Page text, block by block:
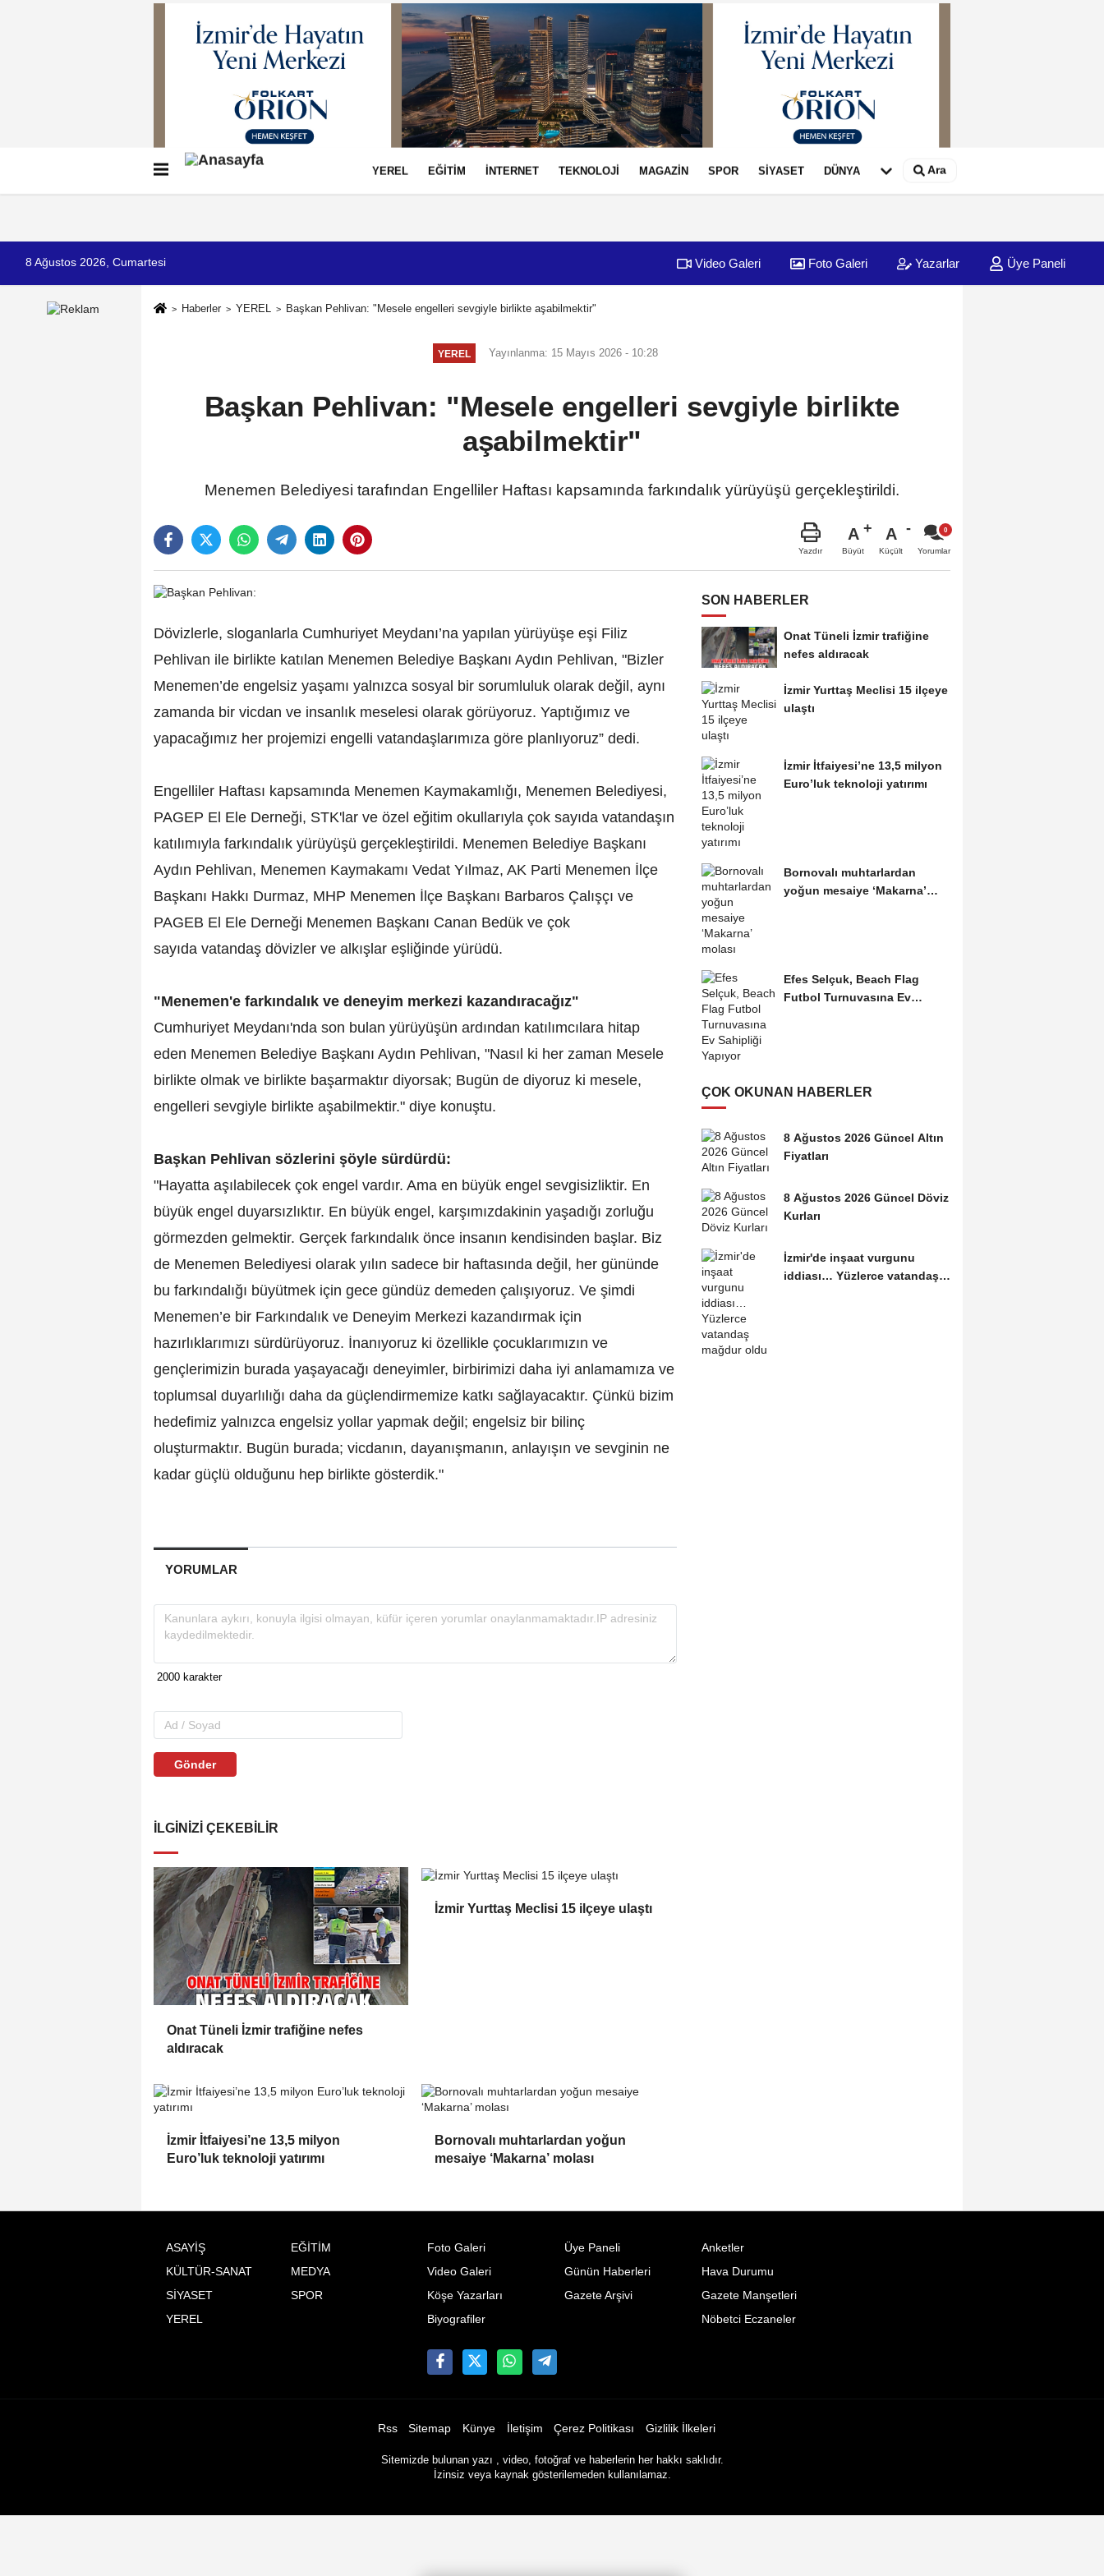
Künye Gizlilik İlkeleri
YEREL EĞİTİM İNTERNET TEKNOLOJİ MAGAZİN SPOR SİYASET DÜNYA Ara
8 Ağustos 2026, Cumartesi Video Galeri Foto Galeri Yazarlar Üye Paneli
Haberler YEREL Başkan Pehlivan: "Mesele engelleri sevgiyle birlikte aşabilmektir"
YEREL Yayınlanma: 15 Mayıs 2026 - 10:28
Başkan Pehlivan: "Mesele engelleri sevgiyle birlikte
aşabilmektir"
Menemen Belediyesi tarafından Engelliler Haftası kapsamında farkındalık yürüyüşü gerçekleştirildi.
Yazdır
A
Büyüt
A
Küçült Yorumlar
Dövizlerle, sloganlarla Cumhuriyet Meydanı’na yapılan yürüyüşe eşi Filiz
Pehlivan ile birlikte katılan Menemen Belediye Başkanı Aydın Pehlivan, "Bizler
Menemen’de engelsiz yaşamı yalnızca sosyal bir sorumluluk olarak değil, aynı
zamanda bir vicdan ve insanlık meselesi olarak görüyoruz. Yaptığımız ve
yapacağımız her projemizi engelli vatandaşlarımıza göre planlıyoruz” dedi.
Engelliler Haftası kapsamında Menemen Kaymakamlığı, Menemen Belediyesi,
PAGEP El Ele Derneği, STK'lar ve özel eğitim okullarıyla çok sayıda vatandaşın
katılımıyla farkındalık yürüyüşü gerçekleştirildi. Menemen Belediye Başkanı
Aydın Pehlivan, Menemen Kaymakamı Vedat Yılmaz, AK Parti Menemen İlçe
Başkanı Hakkı Durmaz, MHP Menemen İlçe Başkanı Barbaros Çalışçı ve
PAGEB El Ele Derneği Menemen Başkanı Canan Bedük ve çok
sayıda vatandaş dövizler ve alkışlar eşliğinde yürüdü.
"Menemen'e farkındalık ve deneyim merkezi kazandıracağız"
Cumhuriyet Meydanı'nda son bulan yürüyüşün ardından katılımcılara hitap
eden Menemen Belediye Başkanı Aydın Pehlivan, "Nasıl ki her zaman Mesele
birlikte olmak ve birlikte başarmaktır diyorsak; Bugün de diyoruz ki mesele,
engelleri sevgiyle birlikte aşabilmektir." diye konuştu.
Başkan Pehlivan sözlerini şöyle sürdürdü:
"Hayatta aşılabilecek çok engel vardır. Ama en büyük engel sevgisizliktir. En
büyük engel duyarsızlıktır. En büyük engel, karşımızdakinin yaşadığı zorluğu
görmezden gelmektir. Gerçek farkındalık önce insanın kendisinden başlar. Biz
de Menemen Belediyesi olarak yılın sadece bir haftasında değil, her gününde
bu farkındalığı büyütmek için gece gündüz demeden çalışıyoruz. Ve şimdi
Menemen’e bir Farkındalık ve Deneyim Merkezi kazandırmak için
hazırlıklarımızı sürdürüyoruz. İnanıyoruz ki özellikle çocuklarımızın ve
gençlerimizin burada yaşayacağı deneyimler, birbirimizi daha iyi anlamamıza ve
toplumsal duyarlılığı daha da güçlendirmemize katkı sağlayacaktır. Çünkü bizim
hedefimiz yalnızca engelsiz yollar yapmak değil; engelsiz bir bilinç
oluşturmaktır. Bugün burada; vicdanın, dayanışmanın, anlayışın ve sevginin ne
kadar güçlü olduğunu hep birlikte gösterdik."
YORUMLAR
Gönder
İLGINIZI ÇEKEBILIR
Onat Tüneli İzmir trafiğine nefes
aldıracak
İzmir Yurttaş Meclisi 15 ilçeye ulaştı
İzmir İtfaiyesi’ne 13,5 milyon
Euro’luk teknoloji yatırımı
Bornovalı muhtarlardan yoğun
mesaiye ‘Makarna’ molası
SON HABERLER
Onat Tüneli İzmir trafiğine
nefes aldıracak
İzmir Yurttaş Meclisi 15 ilçeye
ulaştı
İzmir İtfaiyesi’ne 13,5 milyon
Euro’luk teknoloji yatırımı
Bornovalı muhtarlardan
yoğun mesaiye ‘Makarna’
Efes Selçuk, Beach Flag
Futbol Turnuvasına Ev
ÇOK OKUNAN HABERLER
8 Ağustos 2026 Güncel Altın
Fiyatları
8 Ağustos 2026 Güncel Döviz
Kurları
İzmir'de inşaat vurgunu
iddiası… Yüzlerce vatandaş
ASAYİŞ
EĞİTİM
KÜLTÜR-SANAT
MEDYA
SİYASET
SPOR
YEREL
Foto Galeri
Video Galeri
Köşe Yazarları
Biyografiler
Üye Paneli
Günün Haberleri
Gazete Arşivi
Anketler
Hava Durumu
Gazete Manşetleri
Nöbetci Eczaneler
Rss Sitemap Künye İletişim Çerez Politikası Gizlilik İlkeleri
Sitemizde bulunan yazı , video, fotoğraf ve haberlerin her hakkı saklıdır.
İzinsiz veya kaynak gösterilemeden kullanılamaz.